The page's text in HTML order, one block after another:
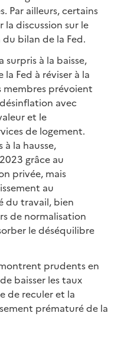
Par ailleurs, certains
discussion sur le
bilan de la Fed.
surpris à la baisse,
Fed à réviser à la
membres prévoient
avec
et le
de logement.
à la hausse,
grâce au
privée, mais
au
du travail, bien
de normalisation
le déséquilibre
prudents en
baisser les taux
de reculer et la
prématuré de la